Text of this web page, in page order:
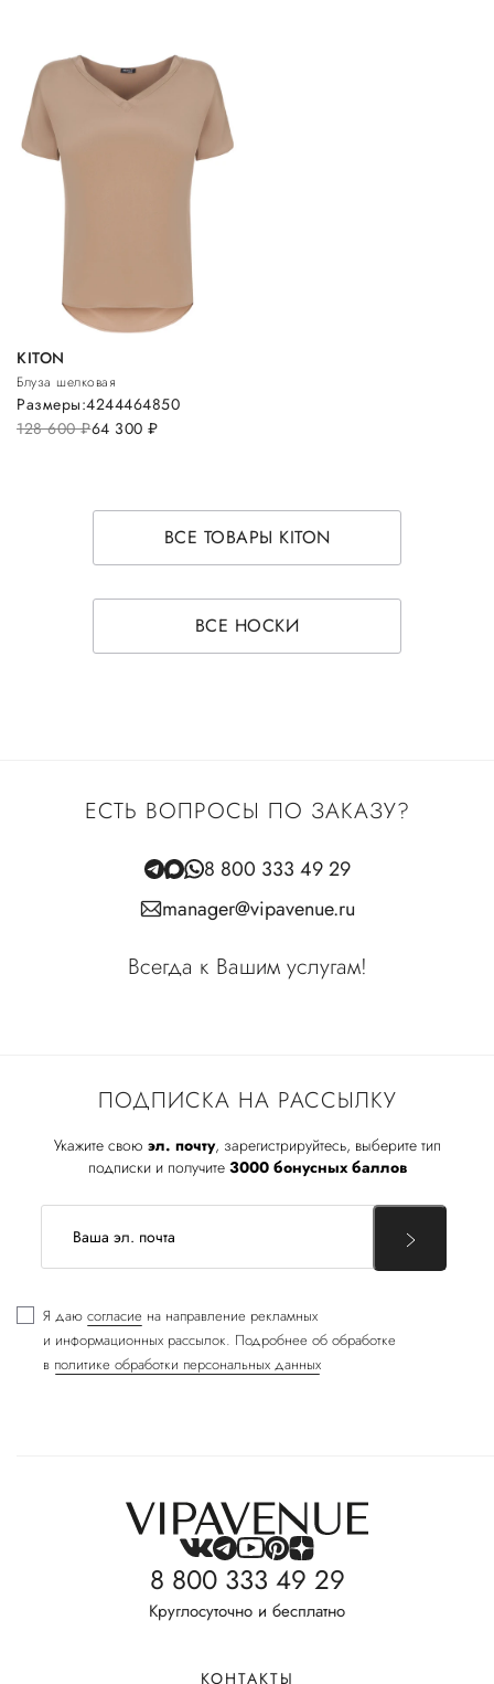
KITON
Блуза шелковая
128 600руб.64 300 руб.
Размеры:4244464850
ВСЕ ТОВАРЫ KITON
ВСЕ НОСКИ
ПОДПИСКА НА РАССЫЛКУ
Укажите свою эл. почту, зарегистрируйтесь, выберите тип
подписки и получите 3000 бонусных баллов
Я даю согласие на направление рекламных
и информационных рассылок. Подробнее об обработке
в политике обработки персональных данных
ЕСТЬ ВОПРОСЫ ПО ЗАКАЗУ?
8 800 333 49 29
manager@vipavenue.ru
Всегда к Вашим услугам!
8 800 333 49 29
Круглосуточно и бесплатно
КОНТАКТЫ